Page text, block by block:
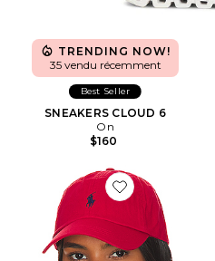
TRENDING NOW!
35 vendu récemment
Best Seller
SNEAKERS CLOUD 6
On
$160
Favorite CHAPEAU